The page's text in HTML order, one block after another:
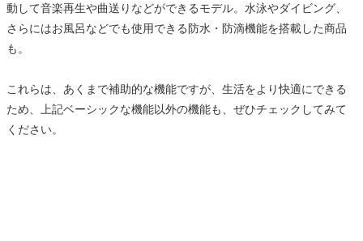
動して音楽再生や曲送りなどができるモデル。水泳やダイビング、
さらにはお風呂などでも使用できる防水・防滴機能を搭載した商品
も。
これらは、あくまで補助的な機能ですが、生活をより快適にできる
ため、上記ベーシックな機能以外の機能も、ぜひチェックしてみて
ください。